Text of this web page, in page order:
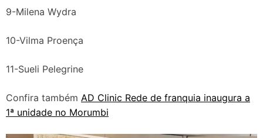
9-Milena Wydra
10-Vilma Proença
11-Sueli Pelegrine
Confira também AD Clinic Rede de franquia inaugura a
1ª unidade no Morumbi